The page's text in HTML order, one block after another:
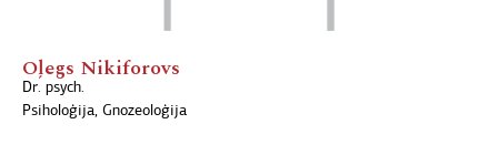
Oļegs Nikiforovs
Dr. psych.
Psiholoģija, Gnozeoloģija